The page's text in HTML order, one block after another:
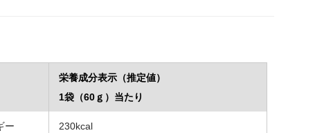
栄養成分表示（推定値）
1袋（60ｇ）当たり
ー 230kcal